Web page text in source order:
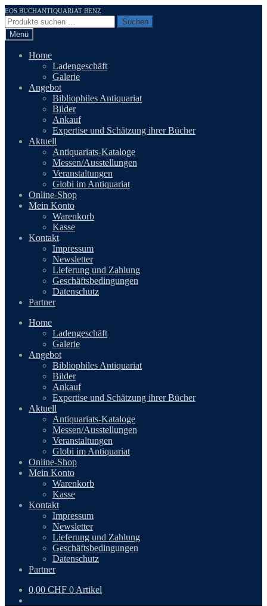
Zur
Navigation
springen
Zum
Inhalt
springen
EOS BUCHANTIQUARIAT BENZ
Suchen
nach:
Suchen
Menü
Home
Ladengeschäft
Galerie
Angebot
Bibliophiles Antiquariat
Bilder
Ankauf
Expertise und Schätzung ihrer Bücher
Aktuell
Antiquariats-Kataloge
Messen/Ausstellungen
Veranstaltungen
Globi im Antiquariat
Online-Shop
Mein Konto
Warenkorb
Kasse
Kontakt
Impressum
Newsletter
Lieferung und Zahlung
Geschäftsbedingungen
Datenschutz
Partner
Home
Ladengeschäft
Galerie
Angebot
Bibliophiles Antiquariat
Bilder
Ankauf
Expertise und Schätzung ihrer Bücher
Aktuell
Antiquariats-Kataloge
Messen/Ausstellungen
Veranstaltungen
Globi im Antiquariat
Online-Shop
Mein Konto
Warenkorb
Kasse
Kontakt
Impressum
Newsletter
Lieferung und Zahlung
Geschäftsbedingungen
Datenschutz
Partner
0,00 CHF 0 Artikel